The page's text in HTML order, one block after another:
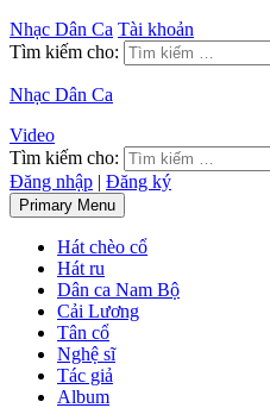
Nhạc Dân Ca Tài khoản
Tìm kiếm cho:
Nhạc Dân Ca
Video
Tìm kiếm cho:
Đăng nhập | Đăng ký
Primary Menu
Hát chèo cổ
Hát ru
Dân ca Nam Bộ
Cải Lương
Tân cổ
Nghệ sĩ
Tác giả
Album